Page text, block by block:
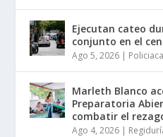
Ejecutan cateo
conjunto en el
Ago 5, 2026 | Policiaca
Marleth Blanco
Preparatoria
combatir el
Ago 4, 2026 |